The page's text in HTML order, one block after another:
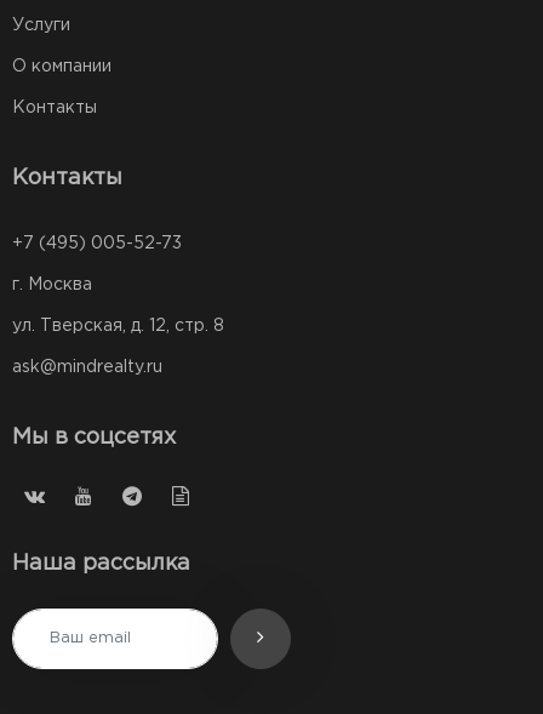
Услуги
О компании
Контакты
Контакты
+7 (495) 005-52-73
г. Москва
ул. Тверская, д. 12, стр. 8
ask@mindrealty.ru
Мы в соцсетях
Наша рассылка